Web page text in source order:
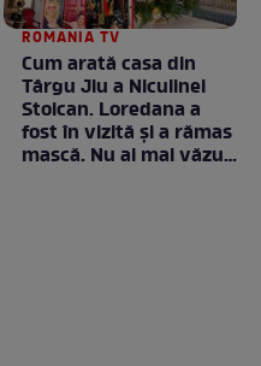
ROMANIA TV
Cum arată casa din
Târgu Jiu a Niculinei
Stoican. Loredana a
fost în vizită și a rămas
mască. Nu ai mai văzut